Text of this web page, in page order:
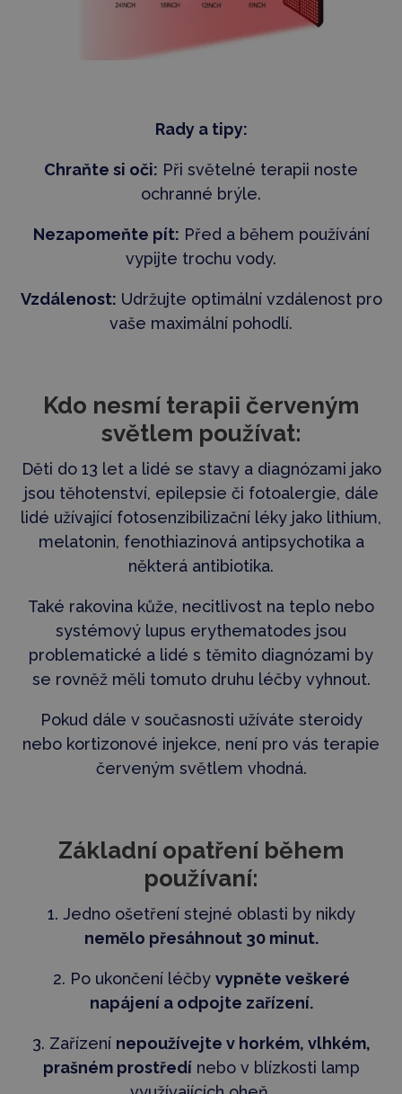
Rady a tipy:
Chraňte si oči: Při světelné terapii noste
ochranné brýle.
Nezapomeňte pít: Před a během používání
vypijte trochu vody.
Vzdálenost: Udržujte optimální vzdálenost pro
vaše maximální pohodlí.
Kdo nesmí terapii červeným
světlem používat:
Děti do 13 let a lidé se stavy a diagnózami jako
jsou těhotenství, epilepsie či fotoalergie, dále
lidé užívající fotosenzibilizační léky jako lithium,
melatonin, fenothiazinová antipsychotika a
některá antibiotika.
Také rakovina kůže, necitlivost na teplo nebo
systémový lupus erythematodes jsou
problematické a lidé s těmito diagnózami by
se rovněž měli tomuto druhu léčby vyhnout.
Pokud dále v současnosti užíváte steroidy
nebo kortizonové injekce, není pro vás terapie
červeným světlem vhodná.
Základní opatření během
používaní:
1. Jedno ošetření stejné oblasti by nikdy
nemělo přesáhnout 30 minut.
2. Po ukončení léčby vypněte veškeré
napájení a odpojte zařízení.
3. Zařízení nepoužívejte v horkém, vlhkém,
prašném prostředínebo v blízkosti lamp